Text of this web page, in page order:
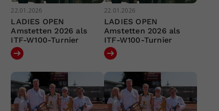
22.01.2026
LADIES OPEN
Amstetten 2026 als
ITF-W100-Turnier
22.01.2026
LADIES OPEN
Amstetten 2026 als
ITF-W100-Turnier